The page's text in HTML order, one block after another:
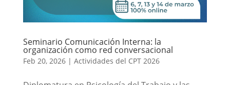
Seminario Comunicación Interna: la
organización como red conversacional
Feb 20, 2026| Actividades del CPT 2026